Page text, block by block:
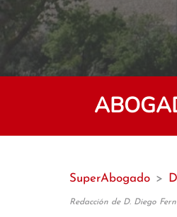
SuperAbogado >
Redacción de D. Diego